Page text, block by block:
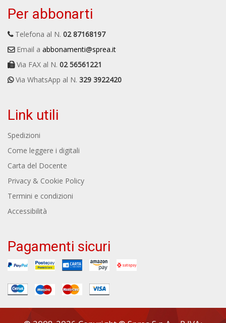
Per abbonarti
Telefona al N. 02 87168197
Email a abbonamenti@sprea.it
Via FAX al N. 02 56561221
Via WhatsApp al N. 329 3922420
Link utili
Spedizioni
Come leggere i digitali
Carta del Docente
Privacy & Cookie Policy
Termini e condizioni
Accessibilità
Pagamenti sicuri